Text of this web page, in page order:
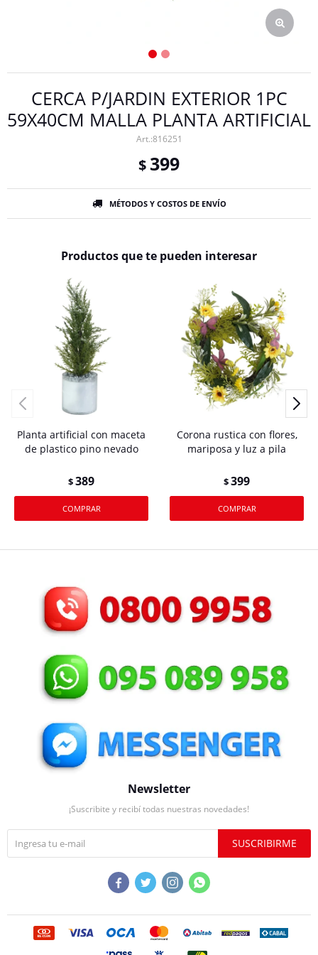
CERCA P/JARDIN EXTERIOR 1PC
59X40CM MALLA PLANTA ARTIFICIAL
816251
$ 399
MÉTODOS Y COSTOS DE ENVÍO
Productos que te pueden interesar
Planta artificial con maceta
de plastico pino nevado
$389
Corona rustica con flores,
mariposa y luz a pila
$399
Newsletter
¡Suscribite y recibí todas nuestras novedades!
SUSCRIBIRME
   